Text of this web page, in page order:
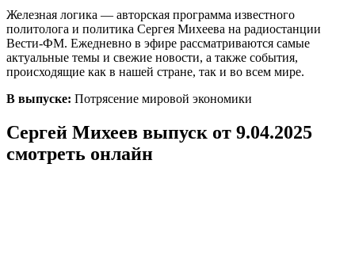
Железная логика — авторская программа известного
политолога и политика Сергея Михеева на радиостанции
Вести-ФМ. Ежедневно в эфире рассматриваются самые
актуальные темы и свежие новости, а также события,
происходящие как в нашей стране, так и во всем мире.
В выпуске: Потрясение мировой экономики
Сергей Михеев выпуск от 9.04.2025
смотреть онлайн